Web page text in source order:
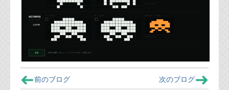
前のブログ
次のブログ